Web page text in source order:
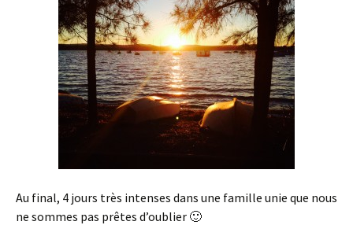
Au final, 4 jours très intenses dans une famille unie que nous
ne sommes pas prêtes d’oublier 🙂